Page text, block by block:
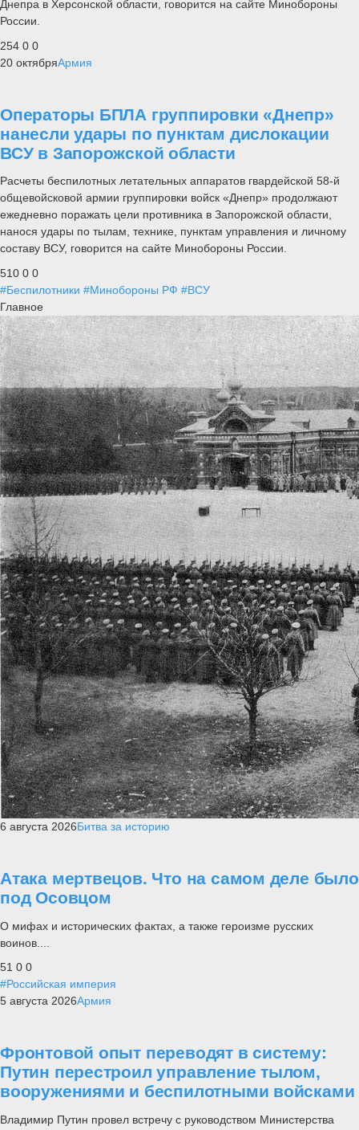
Днепра в Херсонской области, говорится на сайте Минобороны
России.
254 0 0
20 октябряАрмия
Операторы БПЛА группировки «Днепр»
нанесли удары по пунктам дислокации
ВСУ в Запорожской области
Расчеты беспилотных летательных аппаратов гвардейской 58-й
общевойсковой армии группировки войск «Днепр» продолжают
ежедневно поражать цели противника в Запорожской области,
нанося удары по тылам, технике, пунктам управления и личному
составу ВСУ, говорится на сайте Минобороны России.
510 0 0
#Беспилотники #Минобороны РФ #ВСУ
Главное
6 августа 2026Битва за историю
Атака мертвецов. Что на самом деле было
под Осовцом
О мифах и исторических фактах, а также героизме русских
воинов....
51 0 0
#Российская империя
5 августа 2026Армия
Фронтовой опыт переводят в систему:
Путин перестроил управление тылом,
вооружениями и беспилотными войсками
Владимир Путин провел встречу с руководством Министерства